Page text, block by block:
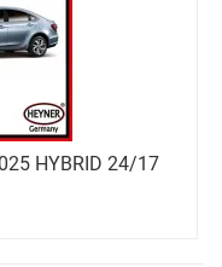
HYBRID 24/17